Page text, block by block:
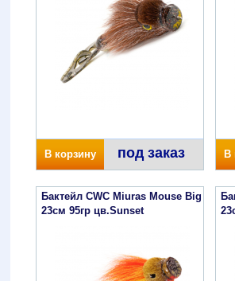
В корзину под заказ В
Бактейл CWC Miuras Mouse Big
23см 95гр цв.Sunset